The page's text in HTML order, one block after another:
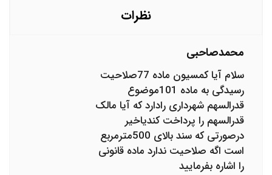
نظرات
محمدصاحبی
سلام آیا کمسیون ماده 77صلاحیت
رسیدگی به ماده 101موضوع
قدرالسهم شهرداری رادارد که آیا مالک
قدرالسهم را پرداخت کندیاخیر
درصورتی که سند بالای 500مترمربع
است اگه صلاحیت ندارد ماده قانونی
را اشاره بفرمایید